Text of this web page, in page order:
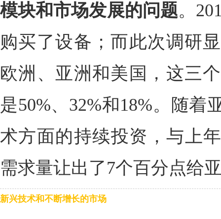
模块和市场发展的问题。
购买了设备；而此次调研
欧洲、亚洲和美国，这三
是50%、32%和18%。随
术方面的持续投资，与上
需求量让出了7个百分点给
新兴技术和不断增长的市场